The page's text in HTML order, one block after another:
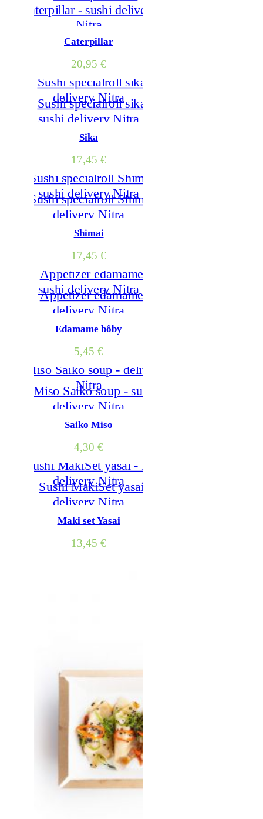
Caterpillar
20,95 €
Sika
17,45 €
Shimai
17,45 €
Edamame bôby
5,45 €
Saiko Miso
4,30 €
Maki set Yasai
13,45 €